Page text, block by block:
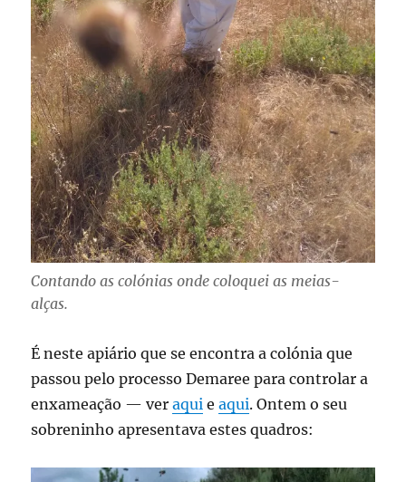
Contando as colónias onde coloquei as meias-
alças.
É neste apiário que se encontra a colónia que
passou pelo processo Demaree para controlar a
enxameação — veraqui eaqui. Ontem o seu
sobreninho apresentava estes quadros: